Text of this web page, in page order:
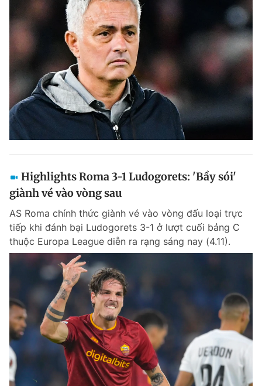
Highlights Roma 3-1 Ludogorets: 'Bầy sói'
giành vé vào vòng sau
AS Roma chính thức giành vé vào vòng đấu loại trực
tiếp khi đánh bại Ludogorets 3-1 ở lượt cuối bảng C
thuộc Europa League diễn ra rạng sáng nay (4.11).